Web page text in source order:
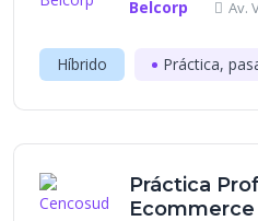
Belcorp Av.
Híbrido Práctica,
Práctica
Ecommerce